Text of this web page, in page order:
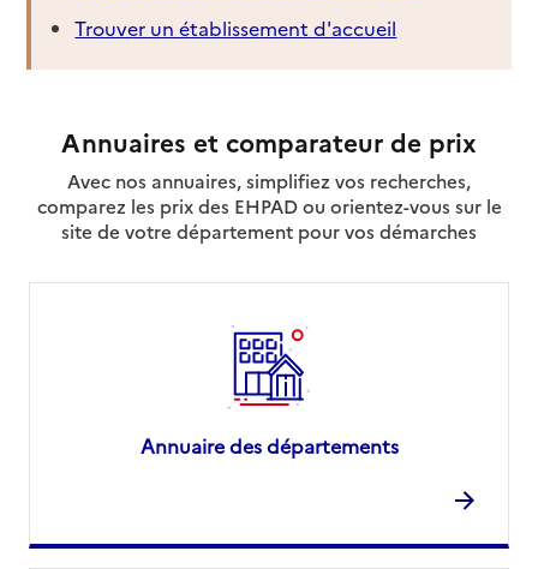
Trouver un établissement d'accueil
Annuaires et comparateur de prix
Avec nos annuaires, simplifiez vos recherches,
comparez les prix des EHPAD ou orientez-vous sur le
site de votre département pour vos démarches
Annuaire des départements